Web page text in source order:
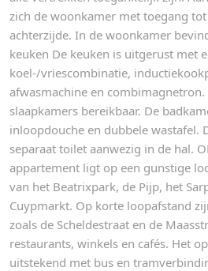
zich de woonkamer met toegang
achterzijde. In de woonkamer
keuken De keuken is uitgerust met
koel-/vriescombinatie,
afwasmachine en
slaapkamers bereikbaar. De
inloopdouche en dubbele wastafel.
separaat toilet aanwezig in de hal.
appartement ligt op een gunstige
van het Beatrixpark, de Pijp, het
Cuypmarkt. Op korte loopafstand
zoals de Scheldestraat en de
restaurants, winkels en cafés. Het
uitstekend met bus en